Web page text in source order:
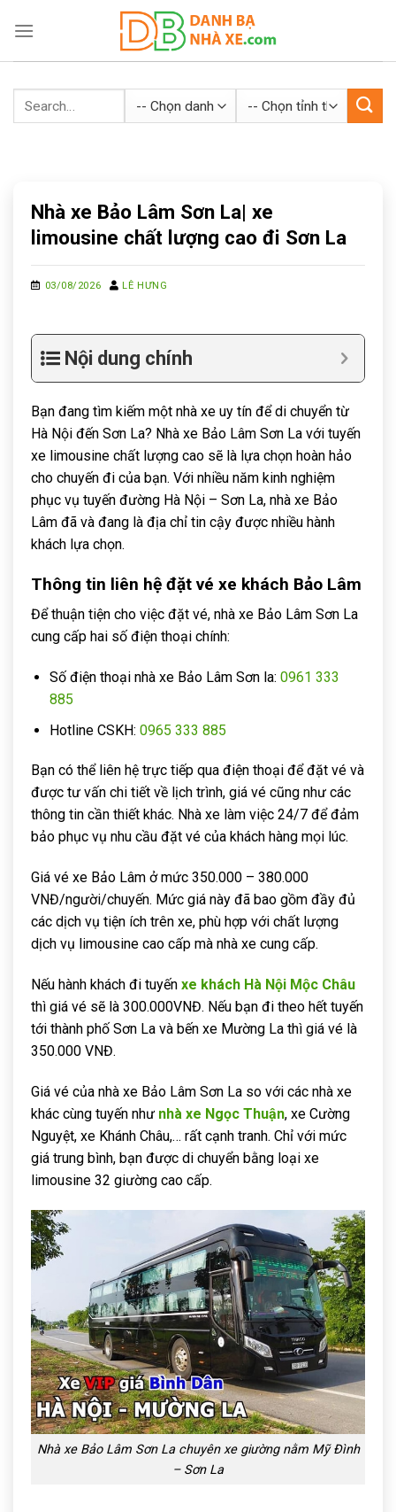
Nhà xe Bảo Lâm Sơn La| xe
limousine chất lượng cao đi Sơn La
03/08/2026 LÊ HƯNG
Nội dung chính
Bạn đang tìm kiếm một nhà xe uy tín để di chuyển từ
Hà Nội đến Sơn La? Nhà xe Bảo Lâm Sơn La với tuyến
xe limousine chất lượng cao sẽ là lựa chọn hoàn hảo
cho chuyến đi của bạn. Với nhiều năm kinh nghiệm
phục vụ tuyến đường Hà Nội – Sơn La, nhà xe Bảo
Lâm đã và đang là địa chỉ tin cậy được nhiều hành
khách lựa chọn.
Thông tin liên hệ đặt vé xe khách Bảo Lâm
Để thuận tiện cho việc đặt vé, nhà xe Bảo Lâm Sơn La
cung cấp hai số điện thoại chính:
Số điện thoại nhà xe Bảo Lâm Sơn la: 0961 333
885
Hotline CSKH: 0965 333 885
Bạn có thể liên hệ trực tiếp qua điện thoại để đặt vé và
được tư vấn chi tiết về lịch trình, giá vé cũng như các
thông tin cần thiết khác. Nhà xe làm việc 24/7 để đảm
bảo phục vụ nhu cầu đặt vé của khách hàng mọi lúc.
Giá vé xe Bảo Lâm ở mức 350.000 – 380.000
VNĐ/người/chuyến. Mức giá này đã bao gồm đầy đủ
các dịch vụ tiện ích trên xe, phù hợp với chất lượng
dịch vụ limousine cao cấp mà nhà xe cung cấp.
Nếu hành khách đi tuyến xe khách Hà Nội Mộc Châu
thì giá vé sẽ là 300.000VNĐ. Nếu bạn đi theo hết tuyến
tới thành phố Sơn La và bến xe Mường La thì giá vé là
350.000 VNĐ.
Giá vé của nhà xe Bảo Lâm Sơn La so với các nhà xe
khác cùng tuyến như nhà xe Ngọc Thuận, xe Cường
Nguyệt, xe Khánh Châu,… rất cạnh tranh. Chỉ với mức
giá trung bình, bạn được di chuyển bằng loại xe
limousine 32 giường cao cấp.
Nhà xe Bảo Lâm Sơn La chuyên xe giường nằm Mỹ Đình
– Sơn La